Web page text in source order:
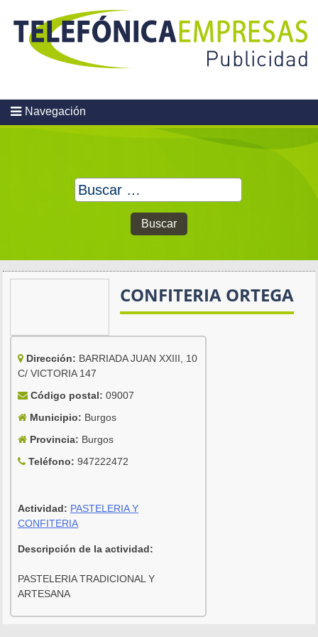
content
Navegación
Buscar:
CONFITERIA ORTEGA
Dirección: BARRIADA JUAN XXIII, 10
C/ VICTORIA 147
Código postal: 09007
Municipio: Burgos
Provincia: Burgos
Teléfono: 947222472
Actividad: PASTELERIA Y
CONFITERIA
Descripción de la actividad:
PASTELERIA TRADICIONAL Y
ARTESANA